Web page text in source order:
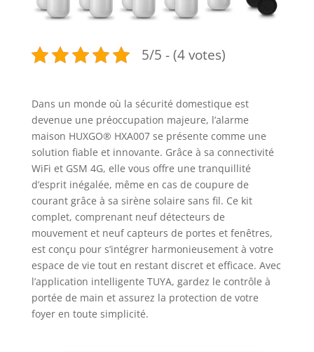
5/5 - (4 votes)
Dans un monde où la sécurité domestique est
devenue une préoccupation majeure, l’alarme
maison HUXGO® HXA007 se présente comme une
solution fiable et innovante. Grâce à sa connectivité
WiFi et GSM 4G, elle vous offre une tranquillité
d’esprit inégalée, même en cas de coupure de
courant grâce à sa sirène solaire sans fil. Ce kit
complet, comprenant neuf détecteurs de
mouvement et neuf capteurs de portes et fenêtres,
est conçu pour s’intégrer harmonieusement à votre
espace de vie tout en restant discret et efficace. Avec
l’application intelligente TUYA, gardez le contrôle à
portée de main et assurez la protection de votre
foyer en toute simplicité.